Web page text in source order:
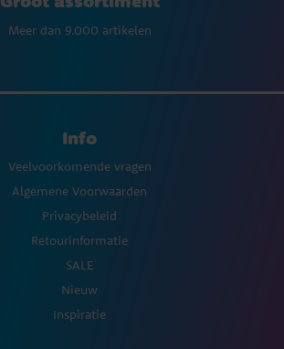
Meer dan 9.000 artikelen
Info
Veelvoorkomende vragen
Algemene Voorwaarden
Privacybeleid
Retourinformatie
SALE
Nieuw
Inspiratie